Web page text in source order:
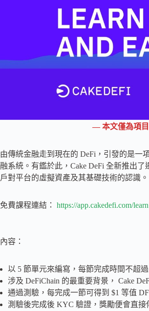
— 本文僅為項
由傳統金融走到現在的 DeFi，引發的是一
融系統。有鑑於此，Cake DeFi 全新推出
戶對平台的虛擬資產及其基礎技術的認識。
免費課程連結： https://app.cakedefi.com/learn
內容：
以 5 節單元來編寫，每節完成時間不超過
涉及 DeFiChain 的最重要背景， Cake
通過測驗，每完成一節可得到 $1 等值
測驗後完成後 KYC 驗證，獎勵便會直接